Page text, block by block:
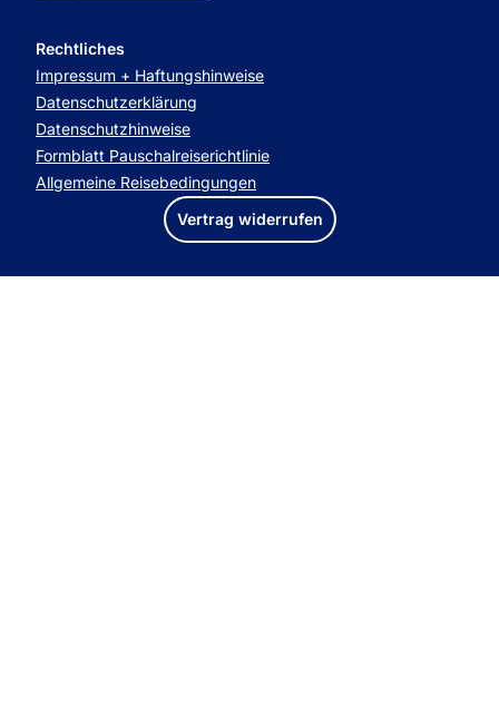
Rechtliches
Impressum + Haftungshinweise
Datenschutzerklärung
Datenschutzhinweise
Formblatt Pauschalreiserichtlinie
Allgemeine Reisebedingungen
Vertrag widerrufen